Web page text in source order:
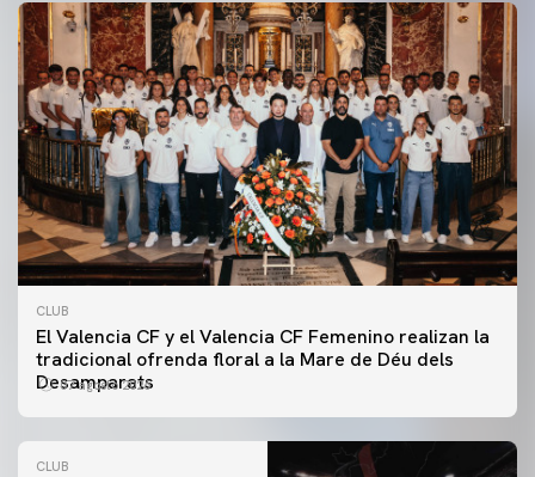
CLUB
El Valencia CF y el Valencia CF Femenino realizan la
tradicional ofrenda floral a la Mare de Déu dels
Desamparats
07 agosto 2026
CLUB